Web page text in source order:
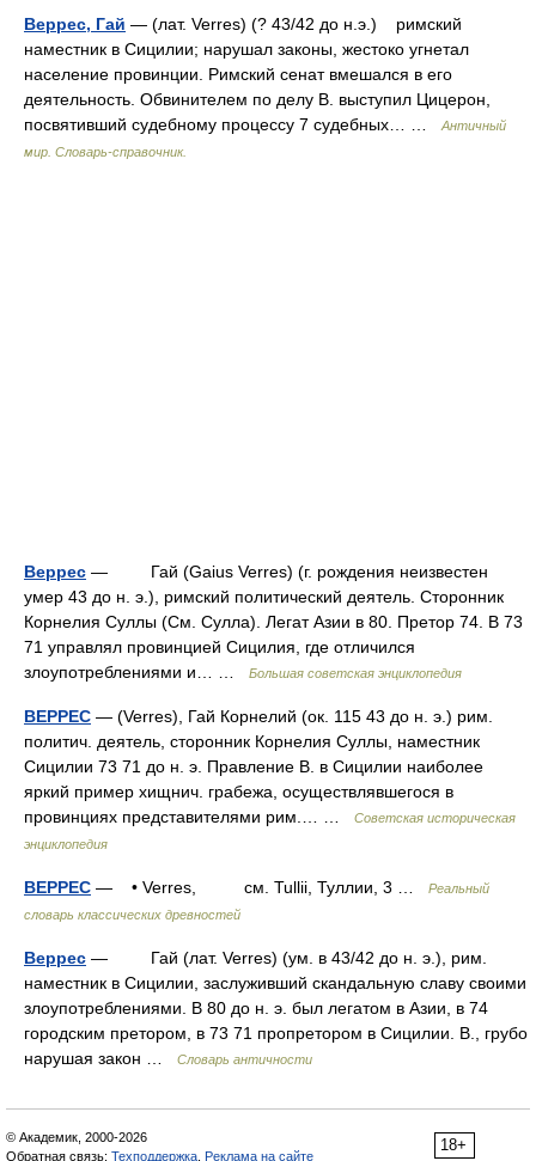
Веррес, Гай — (лат. Verres) (? 43/42 до н.э.) римский
наместник в Сицилии; нарушал законы, жестоко угнетал
население провинции. Римский сенат вмешался в его
деятельность. Обвинителем по делу В. выступил Цицерон,
посвятивший судебному процессу 7 судебных… …
Античный
мир. Словарь-справочник.
Веррес — Гай (Gaius Verres) (г. рождения неизвестен
умер 43 до н. э.), римский политический деятель. Сторонник
Корнелия Суллы (См. Сулла). Легат Азии в 80. Претор 74. В 73
71 управлял провинцией Сицилия, где отличился
злоупотреблениями и… …
Большая советская энциклопедия
ВЕРРЕС — (Verres), Гай Корнелий (ок. 115 43 до н. э.) рим.
политич. деятель, сторонник Корнелия Суллы, наместник
Сицилии 73 71 до н. э. Правление В. в Сицилии наиболее
яркий пример хищнич. грабежа, осуществлявшегося в
провинциях представителями рим.… …
Советская историческая
энциклопедия
ВЕРРЕС — • Verres, см. Tullii, Туллии, 3 …
Реальный
словарь классических древностей
Веррес — Гай (лат. Verres) (ум. в 43/42 до н. э.), рим.
наместник в Сицилии, заслуживший скандальную славу своими
злоупотреблениями. В 80 до н. э. был легатом в Азии, в 74
городским претором, в 73 71 пропретором в Сицилии. В., грубо
нарушая закон …
Словарь античности
18+
© Академик, 2000-2026
Обратная связь: Техподдержка Реклама на сайте